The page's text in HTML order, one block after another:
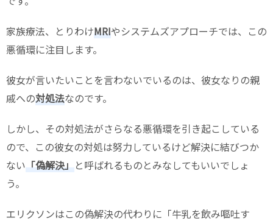
家族療法、とりわけMRIやシステムズアプローチでは、この
悪循環に注目します。
彼女が言いたいことを言わないでいるのは、彼女なりの親
戚への対処法なのです。
しかし、その対処法がさらなる悪循環を引き起こしている
ので、この彼女の対処は努力しているけど解決に結びつか
ない 「偽解決」 と呼ばれるものとみなしてもいいでしょ
う。
エリクソンはこの偽解決の代わりに「牛乳を飲み嘔吐す